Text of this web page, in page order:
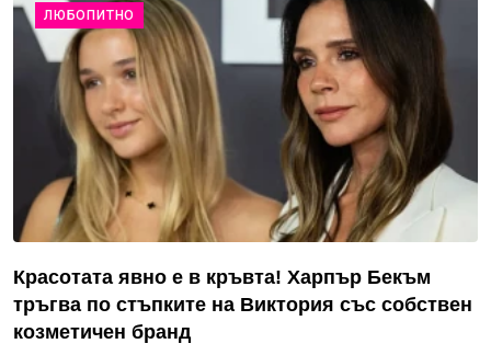
ЛЮБОПИТНО
Красотата явно е в кръвта! Харпър Бекъм
тръгва по стъпките на Виктория със собствен
козметичен бранд